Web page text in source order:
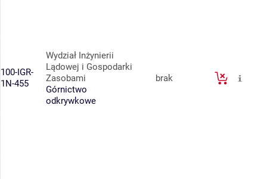
100-IGR-
1N-455
Wydział Inżynierii
Lądowej i Gospodarki
Zasobami
Górnictwo
odkrywkowe
brak